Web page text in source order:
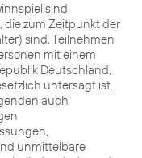
sind
zum Zeitpunkt der
sind. Teilnehmen
mit einem
Deutschland,
untersagt ist.
auch
unmittelbare